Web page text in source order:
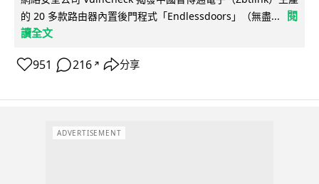
的 20 多款路由器內置後門程式「Endlessdoors」（無盡...
閱
讀全文
951 216 ↗ 分享
ADVERTISEMENT